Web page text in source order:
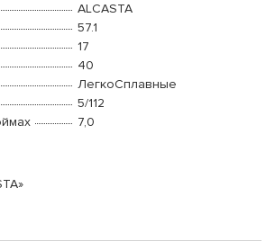
ALCASTA
57.1
17
40
ЛегкоСплавные
5/112
7,0